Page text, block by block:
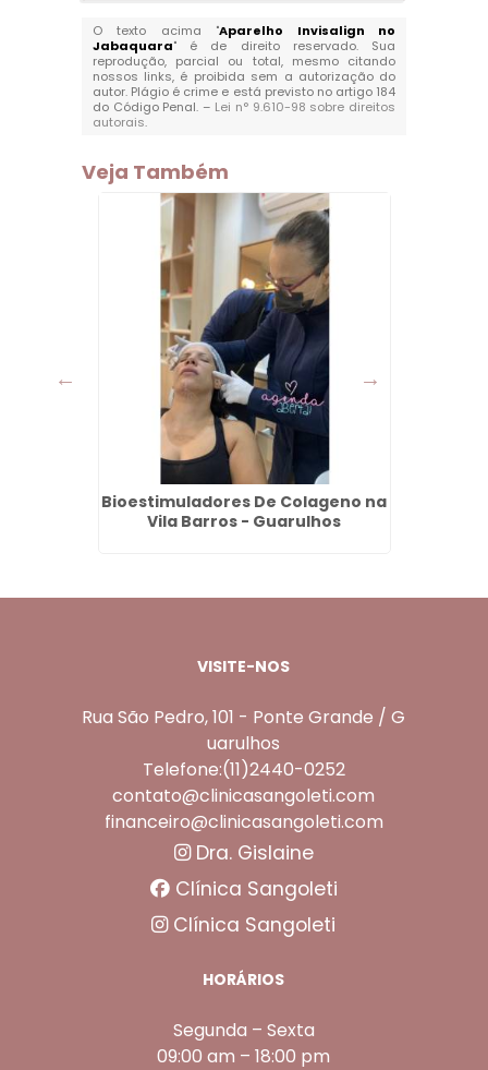
O texto acima "Aparelho Invisalign no
Jabaquara" é de direito reservado. Sua
reprodução, parcial ou total, mesmo citando
nossos links, é proibida sem a autorização do
autor. Plágio é crime e está previsto no artigo 184
do Código Penal. – Lei n° 9.610-98 sobre direitos
autorais.
Veja Também
Bioestimuladores De Colageno na
Vila Barros - Guarulhos
VISITE-NOS
Rua São Pedro, 101 - Ponte Grande / G
uarulhos
Telefone:(11)2440-0252
contato@clinicasangoleti.com
financeiro@clinicasangoleti.com
Dra. Gislaine
Clínica Sangoleti
Clínica Sangoleti
HORÁRIOS
Segunda – Sexta
09:00 am – 18:00 pm